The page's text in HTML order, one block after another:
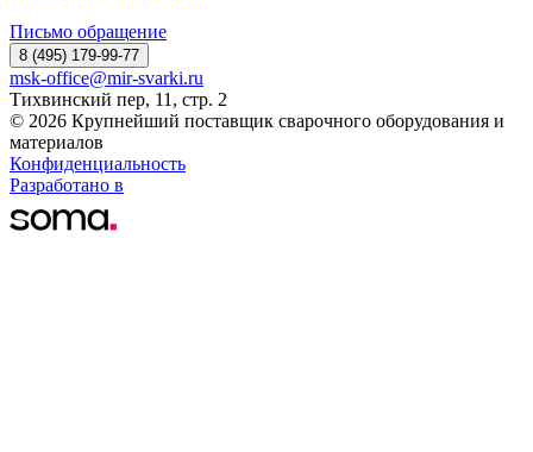
Письмо обращение
8 (495) 179-99-77
msk-office@mir-svarki.ru
Тихвинский пер, 11, стр. 2
© 2026 Крупнейший поставщик сварочного оборудования и
материалов
Конфиденциальность
Разработано в